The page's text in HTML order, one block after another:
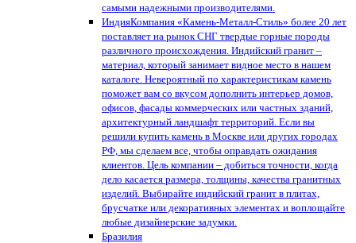
самыми надежными производителями.
ИндияКомпания «Камень-Металл-Стиль» более 20 лет
поставляет на рынок СНГ твердые горные породы
различного происхождения. Индийский гранит –
материал, который занимает видное место в нашем
каталоге. Невероятный по характеристикам камень
поможет вам со вкусом дополнить интерьер домов,
офисов, фасады коммерческих или частных зданий,
архитектурный ландшафт территорий. Если вы
решили купить камень в Москве или других городах
РФ, мы сделаем все, чтобы оправдать ожидания
клиентов. Цель компании – добиться точности, когда
дело касается размера, толщины, качества гранитных
изделий. Выбирайте индийский гранит в плитах,
брусчатке или декоративных элементах и воплощайте
любые дизайнерские задумки.
Бразилия